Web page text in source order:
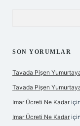
SON YORUMLAR
Tavada Pişen
Tavada Pişen
Imar Ücreti Ne Kadar için
Imar Ücreti Ne Kadar için